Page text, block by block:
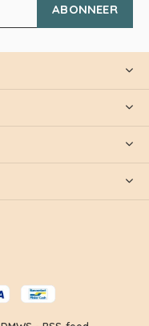
ABONNEER